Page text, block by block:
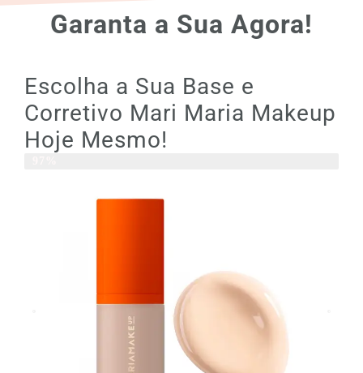
Garanta a Sua Agora!
Escolha a Sua Base e
Corretivo Mari Maria Makeup
Hoje Mesmo!